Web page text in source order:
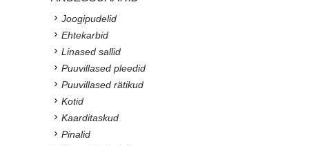
Joogipudelid
Ehtekarbid
Linased sallid
Puuvillased pleedid
Puuvillased rätikud
Kotid
Kaarditaskud
Pinalid